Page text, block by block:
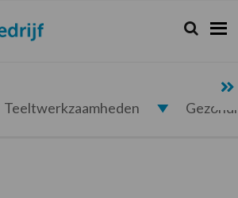
Zoeken...
Zoek
Teeltwerkzaamheden